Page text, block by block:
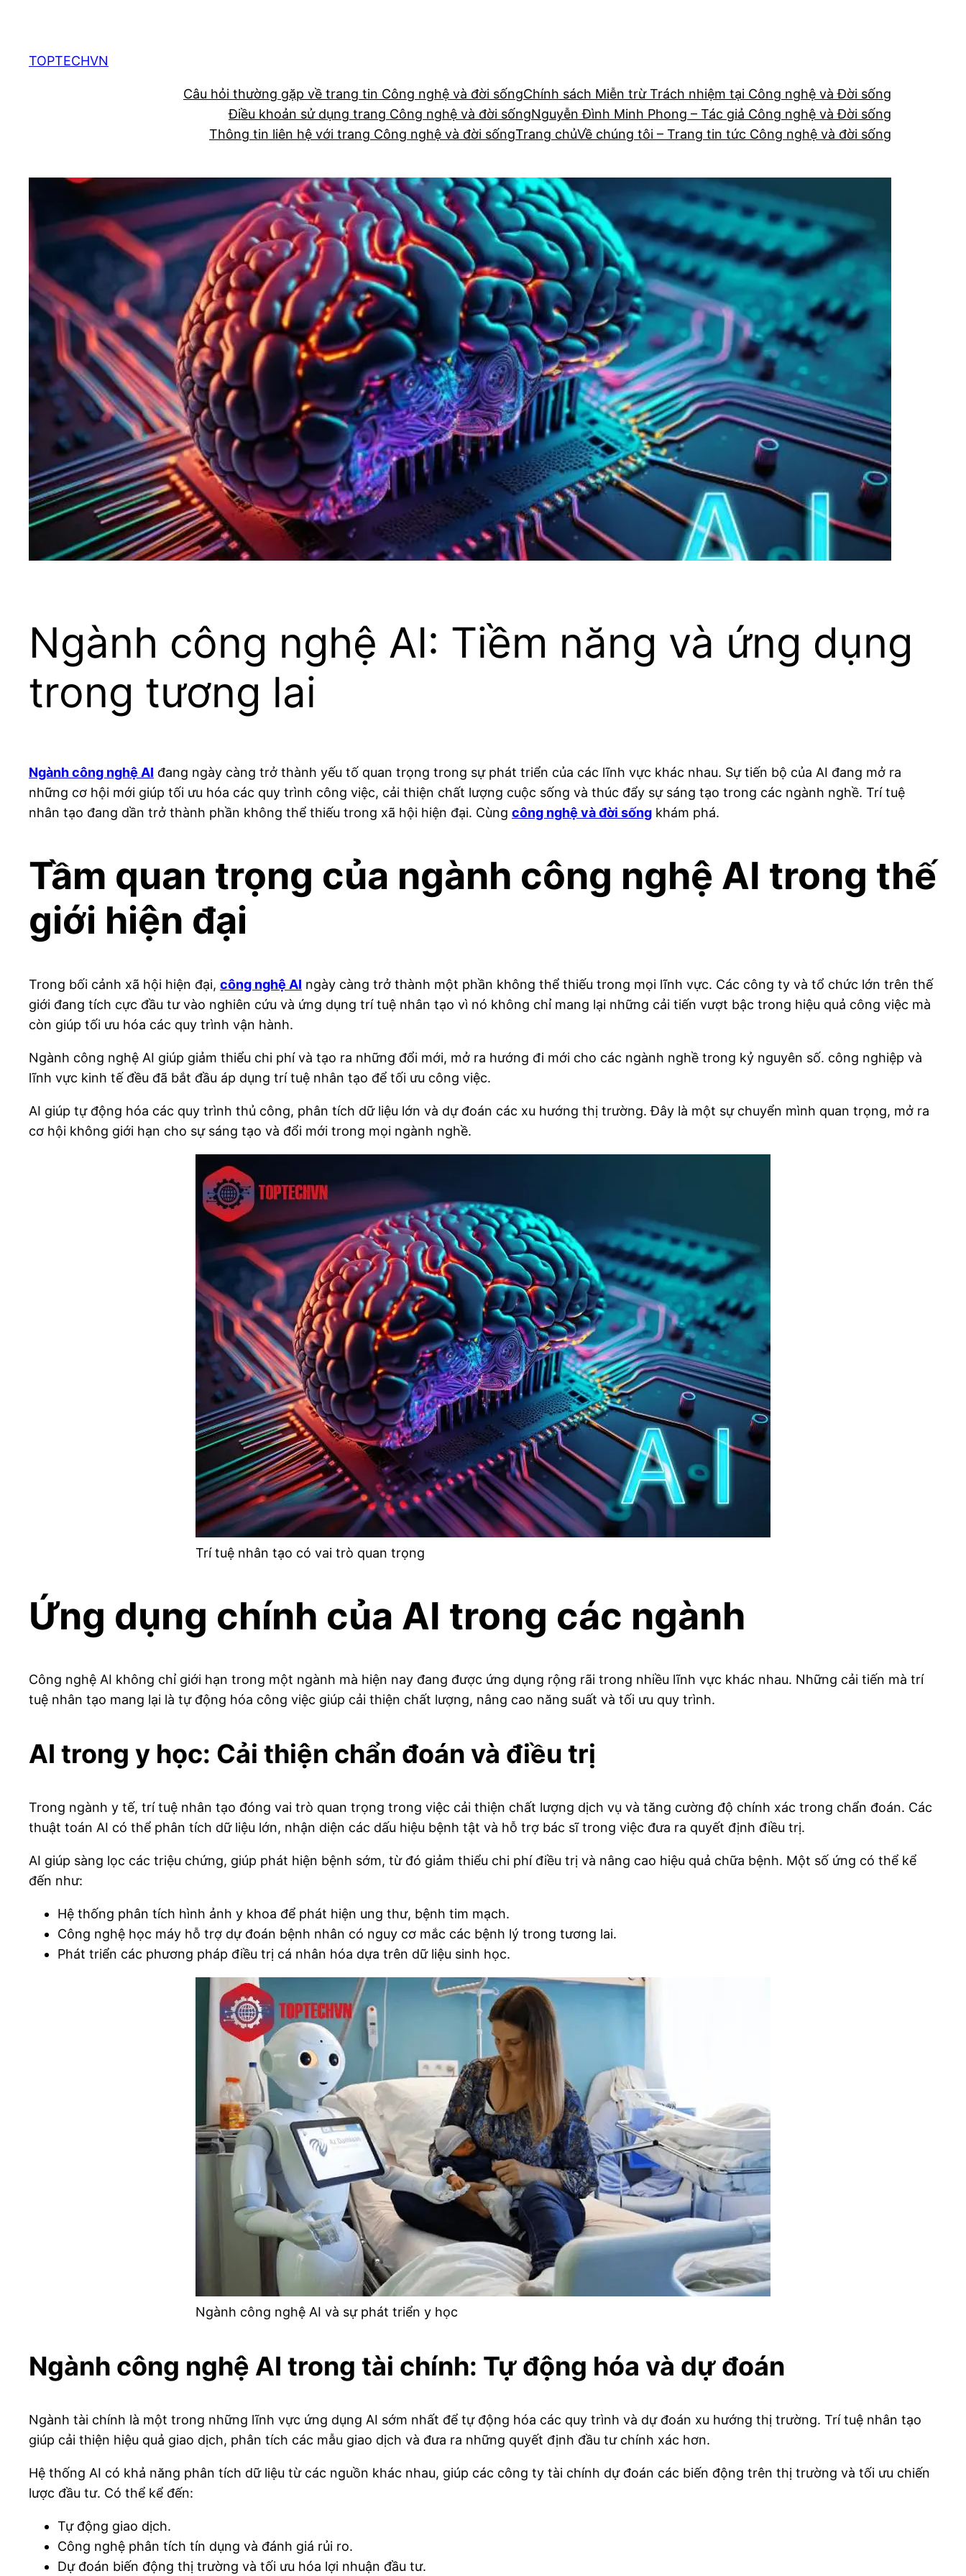
phầnTOPTECHVN
Câu hỏi thường gặp về trang tin Công nghệ và đời sốngChính sách Miễn trừ Trách nhiệm tại Công nghệ và Đời sống
Điều khoản sử dụng trang Công nghệ và đời sốngNguyễn Đình Minh Phong – Tác giả Công nghệ và Đời sống
Thông tin liên hệ với trang Công nghệ và đời sốngTrang chủVề chúng tôi – Trang tin tức Công nghệ và đời sống
Ngành công nghệ AI: Tiềm năng và ứng dụng
trong tương lai
Ngành công nghệ AI đang ngày càng trở thành yếu tố quan trọng trong sự phát triển của các lĩnh vực khác nhau. Sự tiến bộ của AI đang mở ra
những cơ hội mới giúp tối ưu hóa các quy trình công việc, cải thiện chất lượng cuộc sống và thúc đẩy sự sáng tạo trong các ngành nghề. Trí tuệ
nhân tạo đang dần trở thành phần không thể thiếu trong xã hội hiện đại. Cùng công nghệ và đời sống khám phá.
Tầm quan trọng của ngành công nghệ AI trong thế
giới hiện đại
Trong bối cảnh xã hội hiện đại, công nghệ AI ngày càng trở thành một phần không thể thiếu trong mọi lĩnh vực. Các công ty và tổ chức lớn trên thế
giới đang tích cực đầu tư vào nghiên cứu và ứng dụng trí tuệ nhân tạo vì nó không chỉ mang lại những cải tiến vượt bậc trong hiệu quả công việc mà
còn giúp tối ưu hóa các quy trình vận hành.
Ngành công nghệ AI giúp giảm thiểu chi phí và tạo ra những đổi mới, mở ra hướng đi mới cho các ngành nghề trong kỷ nguyên số. công nghiệp và
lĩnh vực kinh tế đều đã bắt đầu áp dụng trí tuệ nhân tạo để tối ưu công việc.
AI giúp tự động hóa các quy trình thủ công, phân tích dữ liệu lớn và dự đoán các xu hướng thị trường. Đây là một sự chuyển mình quan trọng, mở ra
cơ hội không giới hạn cho sự sáng tạo và đổi mới trong mọi ngành nghề.
Trí tuệ nhân tạo có vai trò quan trọng
Ứng dụng chính của AI trong các ngành
Công nghệ AI không chỉ giới hạn trong một ngành mà hiện nay đang được ứng dụng rộng rãi trong nhiều lĩnh vực khác nhau. Những cải tiến mà trí
tuệ nhân tạo mang lại là tự động hóa công việc giúp cải thiện chất lượng, nâng cao năng suất và tối ưu quy trình.
AI trong y học: Cải thiện chẩn đoán và điều trị
Trong ngành y tế, trí tuệ nhân tạo đóng vai trò quan trọng trong việc cải thiện chất lượng dịch vụ và tăng cường độ chính xác trong chẩn đoán. Các
thuật toán AI có thể phân tích dữ liệu lớn, nhận diện các dấu hiệu bệnh tật và hỗ trợ bác sĩ trong việc đưa ra quyết định điều trị.
AI giúp sàng lọc các triệu chứng, giúp phát hiện bệnh sớm, từ đó giảm thiểu chi phí điều trị và nâng cao hiệu quả chữa bệnh. Một số ứng có thể kể
đến như:
Hệ thống phân tích hình ảnh y khoa để phát hiện ung thư, bệnh tim mạch.
Công nghệ học máy hỗ trợ dự đoán bệnh nhân có nguy cơ mắc các bệnh lý trong tương lai.
Phát triển các phương pháp điều trị cá nhân hóa dựa trên dữ liệu sinh học.
Ngành công nghệ AI và sự phát triển y học
Ngành công nghệ AI trong tài chính: Tự động hóa và dự đoán
Ngành tài chính là một trong những lĩnh vực ứng dụng AI sớm nhất để tự động hóa các quy trình và dự đoán xu hướng thị trường. Trí tuệ nhân tạo
giúp cải thiện hiệu quả giao dịch, phân tích các mẫu giao dịch và đưa ra những quyết định đầu tư chính xác hơn.
Hệ thống AI có khả năng phân tích dữ liệu từ các nguồn khác nhau, giúp các công ty tài chính dự đoán các biến động trên thị trường và tối ưu chiến
lược đầu tư. Có thể kể đến:
Tự động giao dịch.
Công nghệ phân tích tín dụng và đánh giá rủi ro.
Dự đoán biến động thị trường và tối ưu hóa lợi nhuận đầu tư.